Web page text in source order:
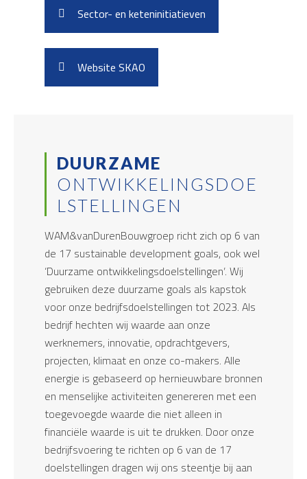
Sector- en keteninitiatieven
Website SKAO
DUURZAME
ONTWIKKELINGSDOE
LSTELLINGEN
WAM&vanDurenBouwgroep richt zich op 6 van
de 17 sustainable development goals, ook wel
‘Duurzame ontwikkelingsdoelstellingen’. Wij
gebruiken deze duurzame goals als kapstok
voor onze bedrijfsdoelstellingen tot 2023. Als
bedrijf hechten wij waarde aan onze
werknemers, innovatie, opdrachtgevers,
projecten, klimaat en onze co-makers. Alle
energie is gebaseerd op hernieuwbare bronnen
en menselijke activiteiten genereren met een
toegevoegde waarde die niet alleen in
financiële waarde is uit te drukken. Door onze
bedrijfsvoering te richten op 6 van de 17
doelstellingen dragen wij ons steentje bij aan